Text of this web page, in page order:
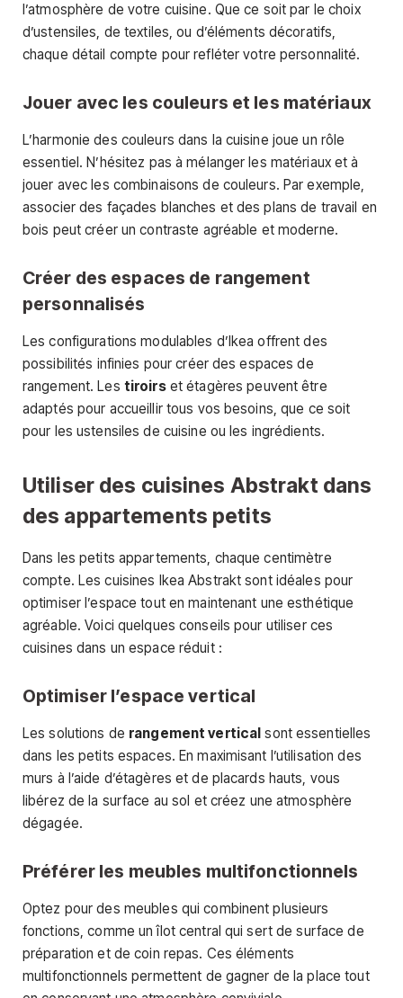
l’atmosphère de votre cuisine. Que ce soit par le choix
d’ustensiles, de textiles, ou d’éléments décoratifs,
chaque détail compte pour refléter votre personnalité.
Jouer avec les couleurs et les matériaux
L’harmonie des couleurs dans la cuisine joue un rôle
essentiel. N’hésitez pas à mélanger les matériaux et à
jouer avec les combinaisons de couleurs. Par exemple,
associer des façades blanches et des plans de travail en
bois peut créer un contraste agréable et moderne.
Créer des espaces de rangement
personnalisés
Les configurations modulables d’Ikea offrent des
possibilités infinies pour créer des espaces de
rangement. Les tiroirset étagères peuvent être
adaptés pour accueillir tous vos besoins, que ce soit
pour les ustensiles de cuisine ou les ingrédients.
Utiliser des cuisines Abstrakt dans
des appartements petits
Dans les petits appartements, chaque centimètre
compte. Les cuisines Ikea Abstrakt sont idéales pour
optimiser l’espace tout en maintenant une esthétique
agréable. Voici quelques conseils pour utiliser ces
cuisines dans un espace réduit :
Optimiser l’espace vertical
Les solutions de rangement vertical sont essentielles
dans les petits espaces. En maximisant l’utilisation des
murs à l’aide d’étagères et de placards hauts, vous
libérez de la surface au sol et créez une atmosphère
dégagée.
Préférer les meubles multifonctionnels
Optez pour des meubles qui combinent plusieurs
fonctions, comme un îlot central qui sert de surface de
préparation et de coin repas. Ces éléments
multifonctionnels permettent de gagner de la place tout